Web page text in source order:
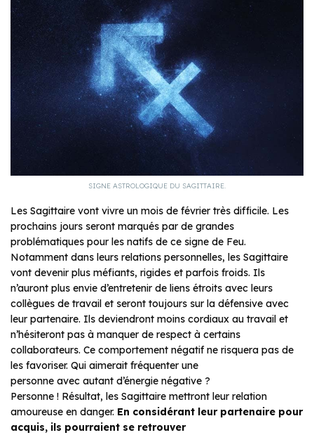
SIGNE ASTROLOGIQUE DU SAGITTAIRE.
Les Sagittaire vont vivre un mois de février très difficile. Les
prochains jours seront marqués par de grandes
problématiques pour les natifs de ce signe de Feu.
Notamment dans leurs relations personnelles, les Sagittaire
vont devenir plus méfiants, rigides et parfois froids. Ils
n’auront plus envie d’entretenir de liens étroits avec leurs
collègues de travail et seront toujours sur la défensive avec
leur partenaire. Ils deviendront moins cordiaux au travail et
n’hésiteront pas à manquer de respect à certains
collaborateurs. Ce comportement négatif ne risquera pas de
les favoriser. Qui aimerait fréquenter une
personne avec autant d’énergie négative ?
Personne ! Résultat, les Sagittaire mettront leur relation
amoureuse en danger. En considérant leur partenaire pour
acquis, ils pourraient se retrouver